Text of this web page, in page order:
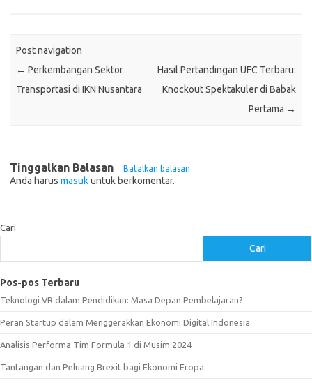
Post navigation
← Perkembangan Sektor
Transportasi di IKN Nusantara
Hasil Pertandingan UFC Terbaru:
Knockout Spektakuler di Babak
Pertama →
Tinggalkan Balasan Batalkan balasan
Anda harus masukuntuk berkomentar.
Cari
Cari
Pos-pos Terbaru
Teknologi VR dalam Pendidikan: Masa Depan Pembelajaran?
Peran Startup dalam Menggerakkan Ekonomi Digital Indonesia
Analisis Performa Tim Formula 1 di Musim 2024
Tantangan dan Peluang Brexit bagi Ekonomi Eropa